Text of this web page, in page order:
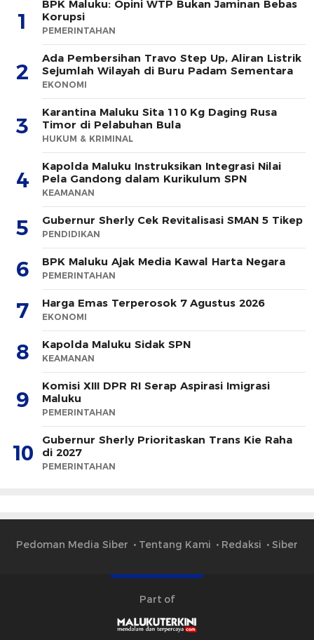
1
BPK Maluku: Opini WTP Bukan Jaminan Bebas
Korupsi
PEMERINTAHAN
2
Ada Pembersihan Travo Step Up, Aliran Listrik
Sejumlah Wilayah di Buru Padam Sementara
EKONOMI
3
Karantina Maluku Sita 110 Kg Daging Rusa
Timor di Pelabuhan Bula
HUKUM & KRIMINAL
4
Kapolda Maluku Instruksikan Integrasi Nilai
Pela Gandong dalam Kurikulum SPN
KEAMANAN
5 Gubernur Sherly Cek Revitalisasi SMAN 5 Tikep
PENDIDIKAN
6 BPK Maluku Ajak Media Kawal Harta Negara
PEMERINTAHAN
7 Harga Emas Terperosok 7 Agustus 2026
EKONOMI
8 Kapolda Maluku Sidak SPN
KEAMANAN
9
Komisi XIII DPR RI Serap Aspirasi Imigrasi
Maluku
PEMERINTAHAN
10
Gubernur Sherly Prioritaskan Trans Kie Raha
di 2027
PEMERINTAHAN
Pedoman Media Siber Tentang Kami Redaksi Siber
Part of